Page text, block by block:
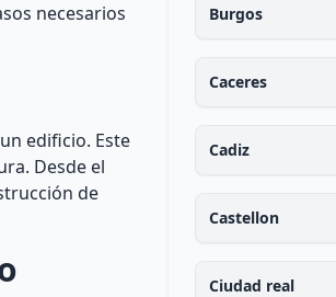
necesarios
edificio. Este
Desde el
de
Burgos
Caceres
Cadiz
Castellon
Ciudad real